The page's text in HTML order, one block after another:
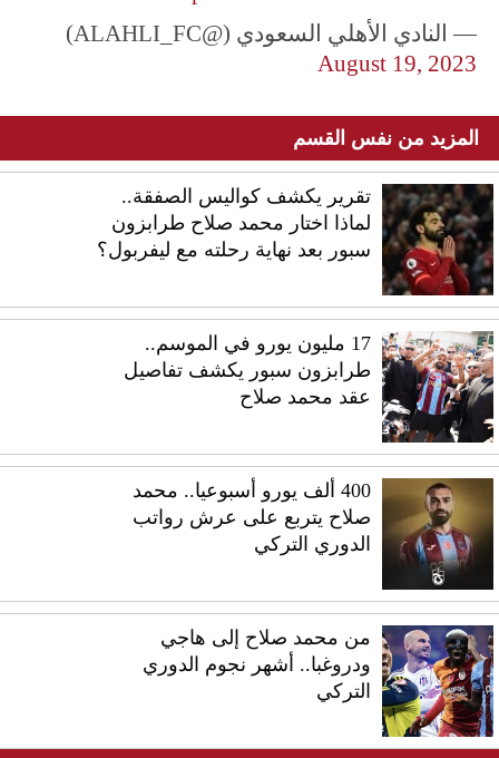
— النادي الأهلي السعودي (@ALAHLI_FC)
August 19, 2023
المزيد من نفس القسم
تقرير يكشف كواليس الصفقة..
لماذا اختار محمد صلاح طرابزون
سبور بعد نهاية رحلته مع ليفربول؟
17 مليون يورو في الموسم..
طرابزون سبور يكشف تفاصيل
عقد محمد صلاح
400 ألف يورو أسبوعيا.. محمد
صلاح يتربع على عرش رواتب
الدوري التركي
من محمد صلاح إلى هاجي
ودروغبا.. أشهر نجوم الدوري
التركي